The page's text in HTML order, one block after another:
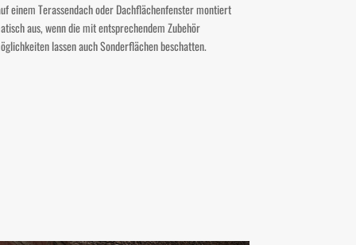
einem Terassendach oder Dachflächenfenster montiert
aus, wenn die mit entsprechendem Zubehör
lassen auch Sonderflächen beschatten.